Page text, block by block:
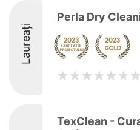
Laureați
Perla Dry
TexClean -